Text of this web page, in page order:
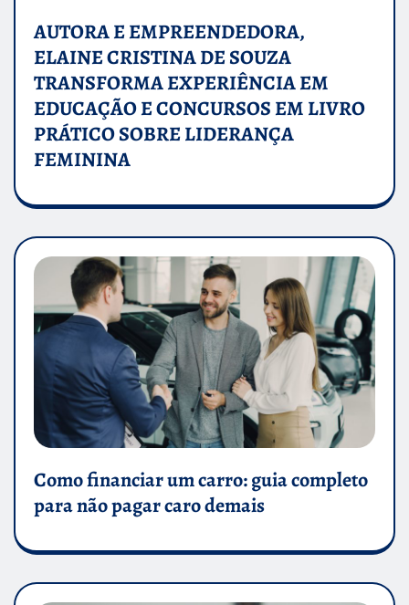
AUTORA E EMPREENDEDORA,
ELAINE CRISTINA DE SOUZA
TRANSFORMA EXPERIÊNCIA EM
EDUCAÇÃO E CONCURSOS EM LIVRO
PRÁTICO SOBRE LIDERANÇA
FEMININA
Como financiar um carro: guia completo
para não pagar caro demais